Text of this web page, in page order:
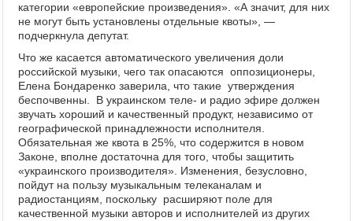
категории «европейские произведения». «А значит, для них
не могут быть установлены отдельные квоты», —
подчеркнула депутат.
Что же касается автоматического увеличения доли
российской музыки, чего так опасаются оппозиционеры,
Елена Бондаренко заверила, что такие утверждения
беспочвенны. В украинском теле- и радио эфире должен
звучать хороший и качественный продукт, независимо от
географической принадлежности исполнителя.
Обязательная же квота в 25%, что содержится в новом
Законе, вполне достаточна для того, чтобы защитить
«украинского производителя». Изменения, безусловно,
пойдут на пользу музыкальным телеканалам и
радиостанциям, поскольку расширяют поле для
качественной музыки авторов и исполнителей из других